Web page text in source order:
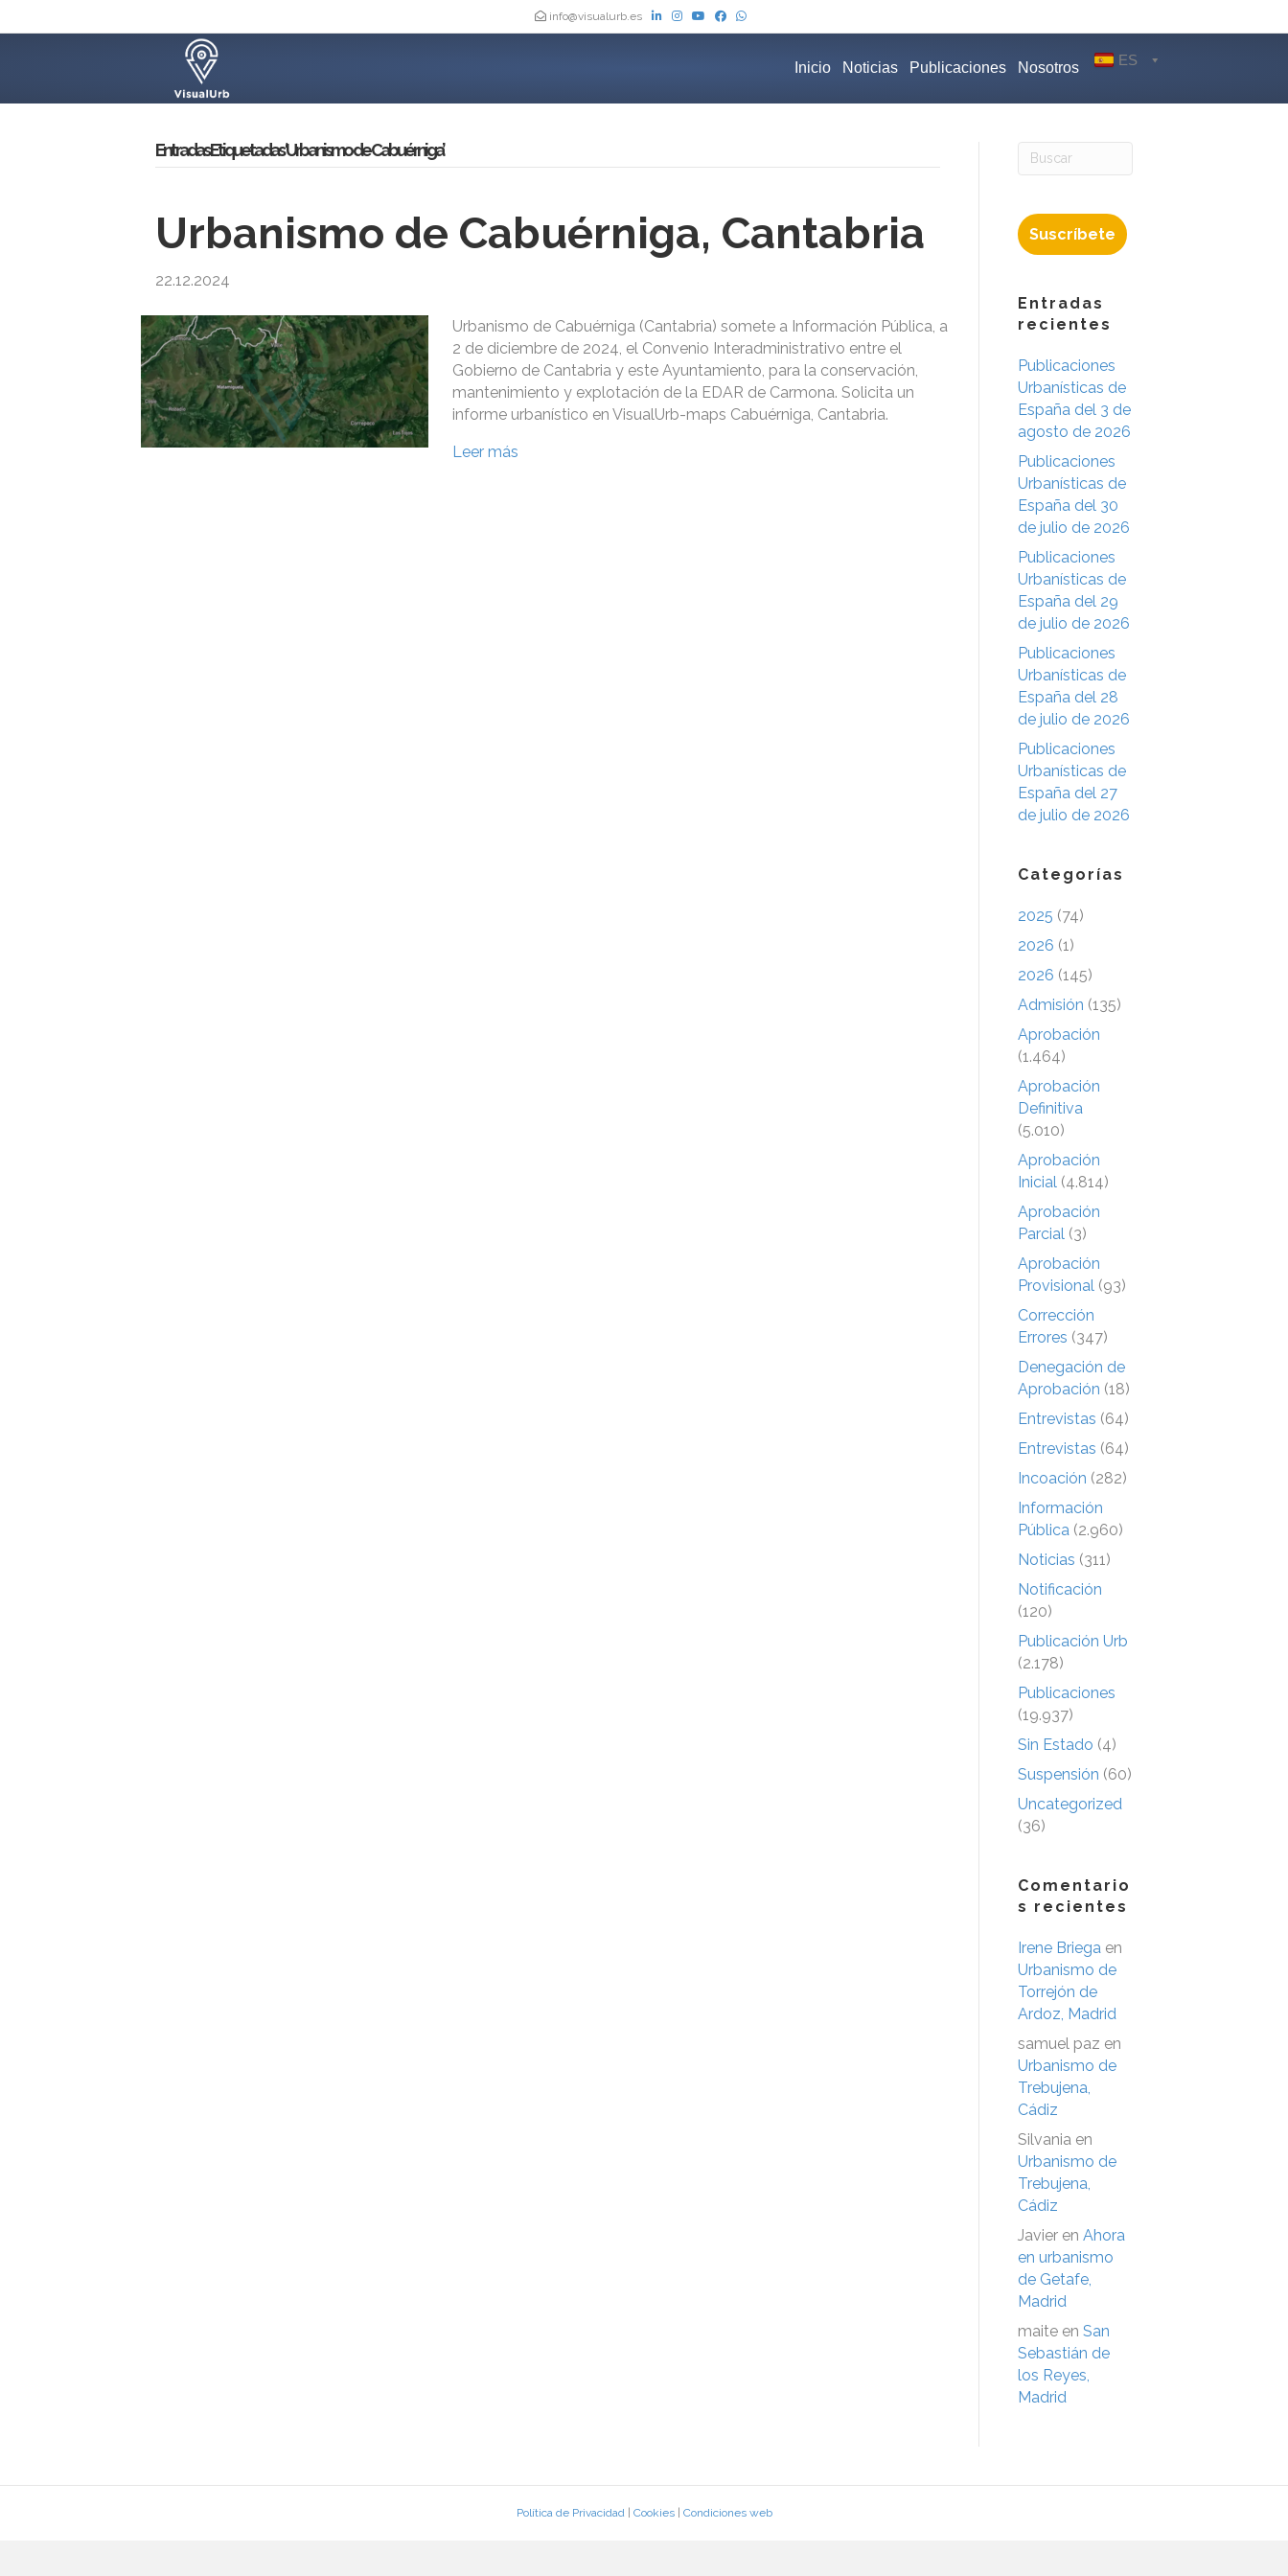
info@visualurb.es
Inicio Noticias Publicaciones Nosotros ES
Entradas Etiquetadas ‘Urbanismo de Cabuérniga’
Urbanismo de Cabuérniga, Cantabria
22.12.2024
Urbanismo de Cabuérniga (Cantabria) somete a Información Pública, a
2 de diciembre de 2024, el Convenio Interadministrativo entre el
Gobierno de Cantabria y este Ayuntamiento, para la conservación,
mantenimiento y explotación de la EDAR de Carmona. Solicita un
informe urbanístico en VisualUrb-maps Cabuérniga, Cantabria.
Leer más
Suscríbete
Entradas
recientes
Publicaciones
Urbanísticas de
España del 3 de
agosto de 2026
Publicaciones
Urbanísticas de
España del 30
de julio de 2026
Publicaciones
Urbanísticas de
España del 29
de julio de 2026
Publicaciones
Urbanísticas de
España del 28
de julio de 2026
Publicaciones
Urbanísticas de
España del 27
de julio de 2026
Categorías
2025 (74)
2026 (1)
2026 (145)
Admisión (135)
Aprobación
(1.464)
Aprobación
Definitiva
(5.010)
Aprobación
Inicial (4.814)
Aprobación
Parcial (3)
Aprobación
Provisional (93)
Corrección
Errores (347)
Denegación de
Aprobación (18)
Entrevistas (64)
Entrevistas (64)
Incoación (282)
Información
Pública (2.960)
Noticias (311)
Notificación
(120)
Publicación Urb
(2.178)
Publicaciones
(19.937)
Sin Estado (4)
Suspensión (60)
Uncategorized
(36)
Comentario
s recientes
Irene Briega en
Urbanismo de
Torrejón de
Ardoz, Madrid
samuel paz en
Urbanismo de
Trebujena,
Cádiz
Silvania en
Urbanismo de
Trebujena,
Cádiz
Javier en Ahora
en urbanismo
de Getafe,
Madrid
maite en San
Sebastián de
los Reyes,
Madrid
Política de Privacidad| Cookies| Condiciones web